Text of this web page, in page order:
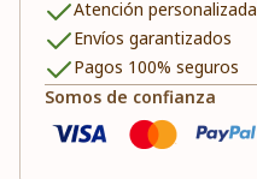
Atención personalizada
Envíos garantizados
Pagos 100% seguros
Somos de confianza